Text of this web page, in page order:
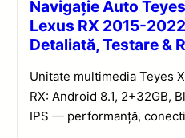
Navigație Auto
Lexus RX 2015-
Detaliată, Testare &
Unitate multimedia Teyes
RX: Android 8.1, 2+32GB,
IPS — performanță,